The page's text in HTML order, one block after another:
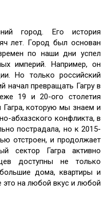
город. Его история
лет. Город был основан
по наши дни успел
империй. Например, он
Но только российский
начал превращать Гагру в
19 и 20-ого столетия
которую мы знаем и
абхазского конфликта, в
пострадала, но к 2015-
отстроен, и продолжает
сектор Гагра активно
доступны не только
дома, квартиры и
на любой вкус и любой